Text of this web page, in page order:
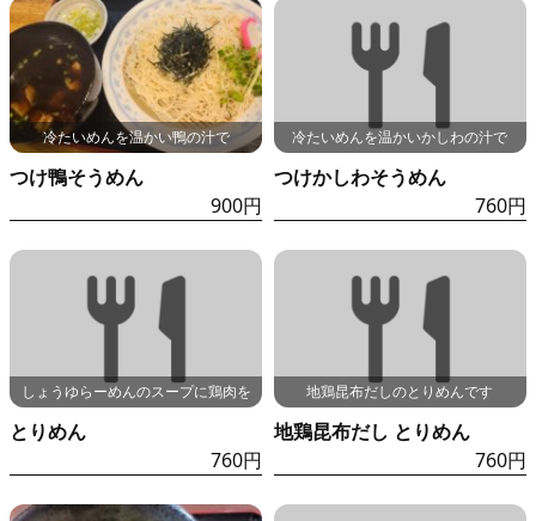
冷たいめんを温かい鴨の汁で
つけ鴨そうめん
900円
冷たいめんを温かいかしわの汁で
つけかしわそうめん
760円
しょうゆらーめんのスープに鶏肉を
とりめん
760円
地鶏昆布だしのとりめんです
地鶏昆布だし とりめん
760円